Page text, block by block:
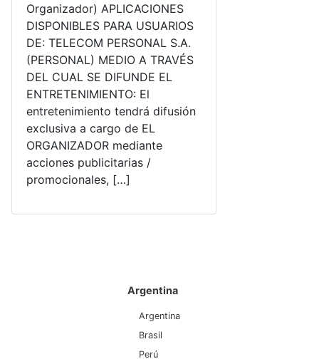
Organizador) APLICACIONES
DISPONIBLES PARA USUARIOS
DE: TELECOM PERSONAL S.A.
(PERSONAL) MEDIO A TRAVÉS
DEL CUAL SE DIFUNDE EL
ENTRETENIMIENTO: El
entretenimiento tendrá difusión
exclusiva a cargo de EL
ORGANIZADOR mediante
acciones publicitarias /
promocionales, […]
Argentina
Argentina
Brasil
Perú